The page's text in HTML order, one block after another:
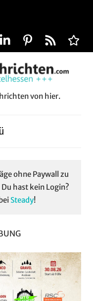
LinkedInPinterest
RSS-
Feed
Alle
von hier.
ohne Paywall zu
Du hast kein Login?
Steady!